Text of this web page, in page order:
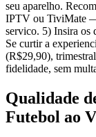
seu aparelho.
IPTV ou TiviMate —
servico. 5) Insira os
Se curtir a
(R$29,90),
fidelidade, sem
Qualidade
Futebol ao